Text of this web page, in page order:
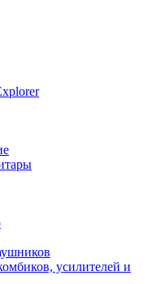
усилителей и